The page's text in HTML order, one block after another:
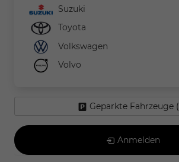
Suzuki
Toyota
Volkswagen
Volvo
Geparkte Fahrzeuge (
Anmelden